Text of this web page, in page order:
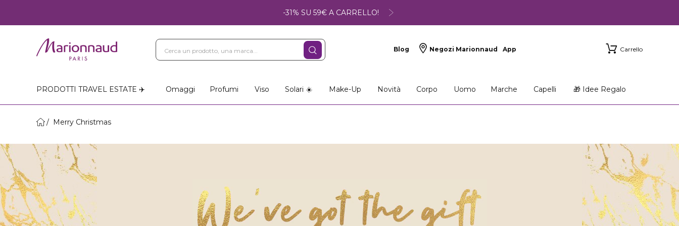
-31% SU 59€ A CARRELLO!
Blog Negozi Marionnaud App Carrello
PRODOTTI TRAVEL ESTATE ✈️ Omaggi Profumi Viso Solari ☀️ Make-Up Novità Corpo Uomo Marche Capelli 🎁 Idee Regalo
Merry Christmas